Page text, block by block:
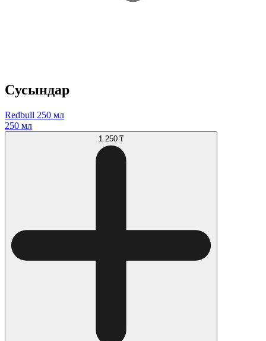
Cусындар
Redbull 250 мл
250 мл
1 250 ₸